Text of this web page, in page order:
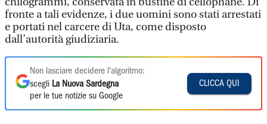
fronte a tali evidenze, i due uomini sono stati arrestati
e portati nel carcere di Uta, come disposto
dall’autorità giudiziaria.
Non lasciare decidere l'algoritmo:
scegli La Nuova Sardegna
per le tue notizie su Google
CLICCA QUI